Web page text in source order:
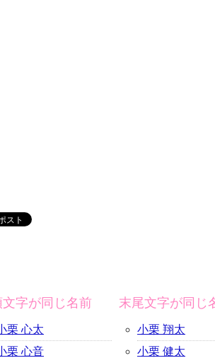
文字が同じ名前
栗 心太
栗 心音
末尾文字が同じ
小栗 翔太
小栗 健太